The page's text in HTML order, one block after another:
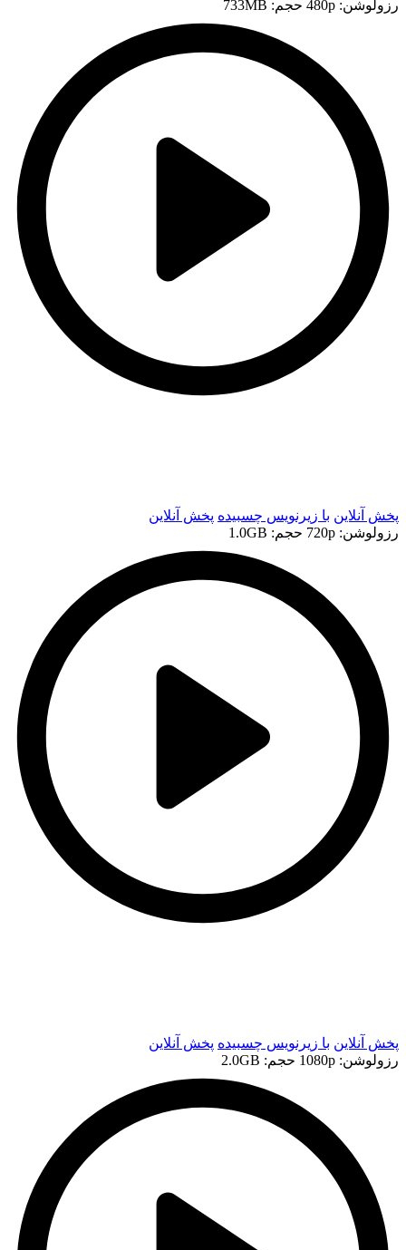
رزولوشن: 480p حجم: 733MB
پخش آنلاین با زیرنویس چسبیده پخش آنلاین
رزولوشن: 720p
حجم: 1.0GB
پخش آنلاین با زیرنویس چسبیده پخش آنلاین
رزولوشن: 1080p
حجم: 2.0GB